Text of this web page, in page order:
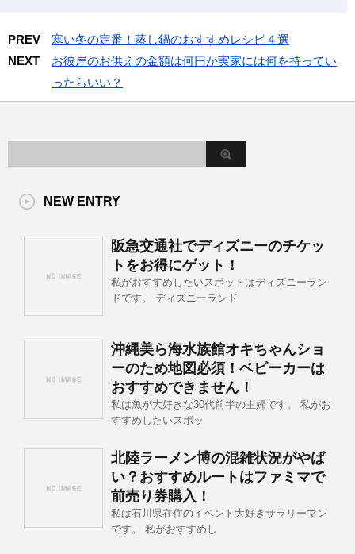
PREV
寒い冬の定番！蒸し鍋のおすすめレシピ４選
NEXT
お彼岸のお供えの金額は何円か実家には何を持ってい
ったらいい？
NEW ENTRY
阪急交通社でディズニーのチケッ
トをお得にゲット！
私がおすすめしたいスポットはディズニーラン
ドです。 ディズニーランド
沖縄美ら海水族館オキちゃんショ
ーのため地図必須！ベビーカーは
おすすめできません！
私は魚が大好きな30代前半の主婦です。 私がお
すすめしたいスポッ
北陸ラーメン博の混雑状況がやば
い？おすすめルートはファミマで
前売り券購入！
私は石川県在住のイベント大好きサラリーマン
です。 私がおすすめし